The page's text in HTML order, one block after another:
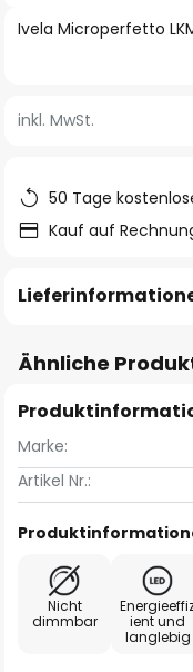
Zum
springen
Ivela Microperfetto
inkl. MwSt.
50 Tage
Kauf auf
Ähnliche
Marke:
Artikel Nr.:
Nicht
dimmbar
ient und
langlebig